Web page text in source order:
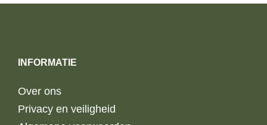
INFORMATIE
Over ons
Privacy en veiligheid